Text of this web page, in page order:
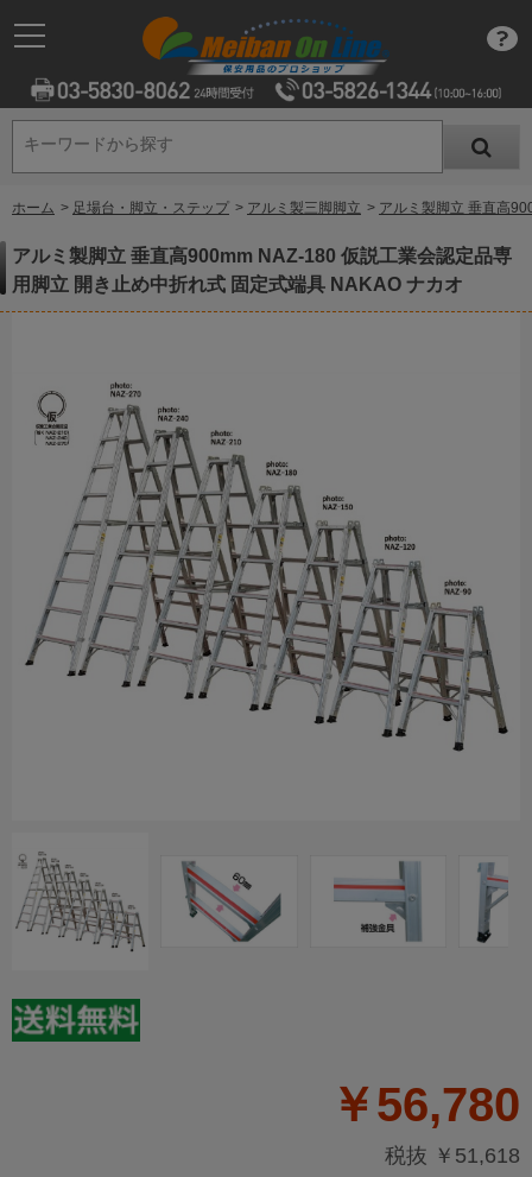
キーワードから探す
キーワードから探す
ホーム > 足場台・脚立・ステップ > アルミ製三脚脚立 > アルミ製脚立 垂直高
アルミ製脚立 垂直高900mm NAZ-180 仮説工業会認定品専
用脚立 開き止め中折れ式 固定式端具 NAKAO ナカオ
￥56,780
税抜 ￥51,618